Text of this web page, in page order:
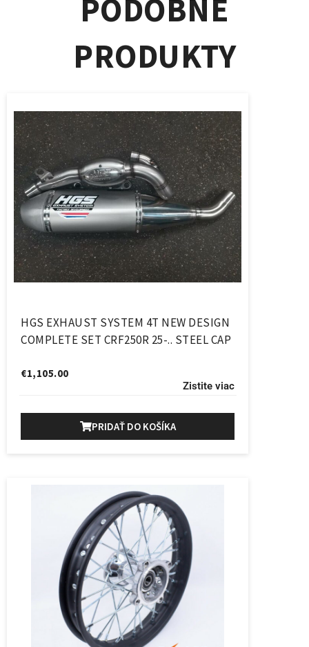
PODOBNÉ
PRODUKTY
HGS EXHAUST SYSTEM 4T NEW DESIGN
COMPLETE SET CRF250R 25-.. STEEL CAP
€1,105.00
Zistite viac
PRIDAŤ DO KOŠÍKA